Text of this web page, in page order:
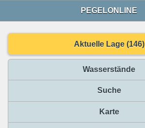
PEGELONLINE
Aktuelle Lage (146)
Wasserstände
Suche
Karte